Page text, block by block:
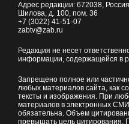
Адрес редакции: 672038,
Шилова, д. 100, пом. 36
+7 (3022) 41-51-07
zabtv@zab.ru
Редакция не несет
информации, содержащейся в
Запрещено полное или
любых материалов сайта, как
тексты и изображения. При
материалов в электронных
обязательна. Объем
превышать цель цитирования.